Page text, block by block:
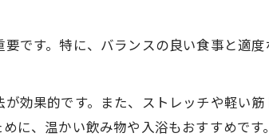
工夫
説
です。特に、バランスの良い食事と適度
効果的です。また、ストレッチや軽い
に、温かい飲み物や入浴もおすすめです。